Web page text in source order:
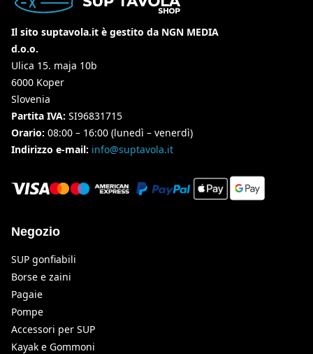
Il sito suptavola.it è gestito da NGN MEDIA
d.o.o.
Ulica 15. maja 10b
6000 Koper
Slovenia
Partita IVA: SI96831715
Orario: 08:00 – 16:00 (lunedì – venerdì)
Indirizzo e-mail: info@suptavola.it
Negozio
SUP gonfiabili
Borse e zaini
Pagaie
Pompe
Accessori per SUP
Kayak e Gommoni